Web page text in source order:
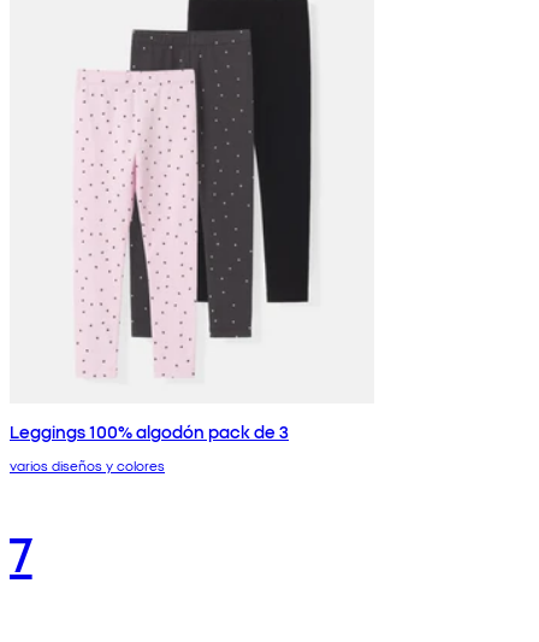
Leggings 100% algodón pack de 3
varios diseños y colores
7